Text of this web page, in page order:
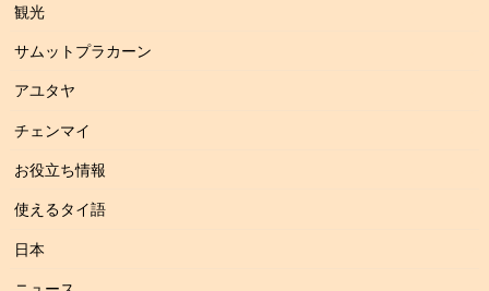
観光
サムットプラカーン
アユタヤ
チェンマイ
お役立ち情報
使えるタイ語
日本